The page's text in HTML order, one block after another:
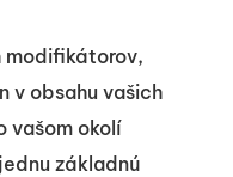
modifikátorov,
v obsahu vašich
vašom okolí
základnú